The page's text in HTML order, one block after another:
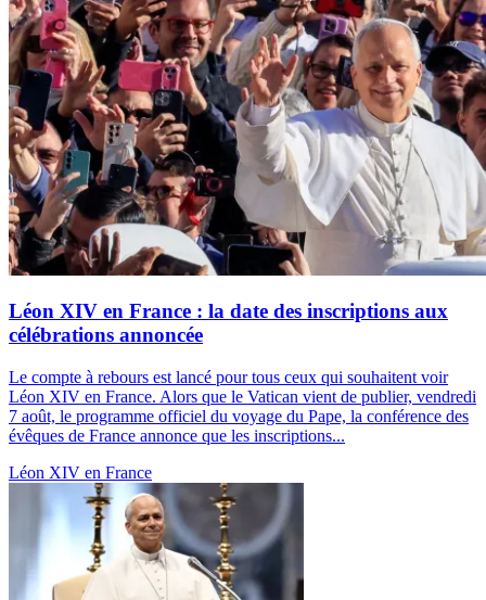
Léon XIV en France : la date des inscriptions aux
célébrations annoncée
Le compte à rebours est lancé pour tous ceux qui souhaitent voir
Léon XIV en France. Alors que le Vatican vient de publier, vendredi
7 août, le programme officiel du voyage du Pape, la conférence des
évêques de France annonce que les inscriptions...
Léon XIV en France